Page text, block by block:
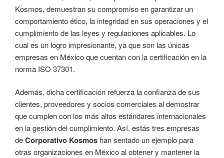
Kosmos, demuestran su compromiso en garantizar un
comportamiento ético, la integridad en sus operaciones y el
cumplimiento de las leyes y regulaciones aplicables. Lo
cual es un logro impresionante, ya que son las únicas
empresas en México que cuentan con la certificación en la
norma ISO 37301.
Además, dicha certificación refuerza la confianza de sus
clientes, proveedores y socios comerciales al demostrar
que cumplen con los más altos estándares internacionales
en la gestión del cumplimiento. Así, estás tres empresas
deCorporativo Kosmos han sentado un ejemplo para
otras organizaciones en México al obtener y mantener la